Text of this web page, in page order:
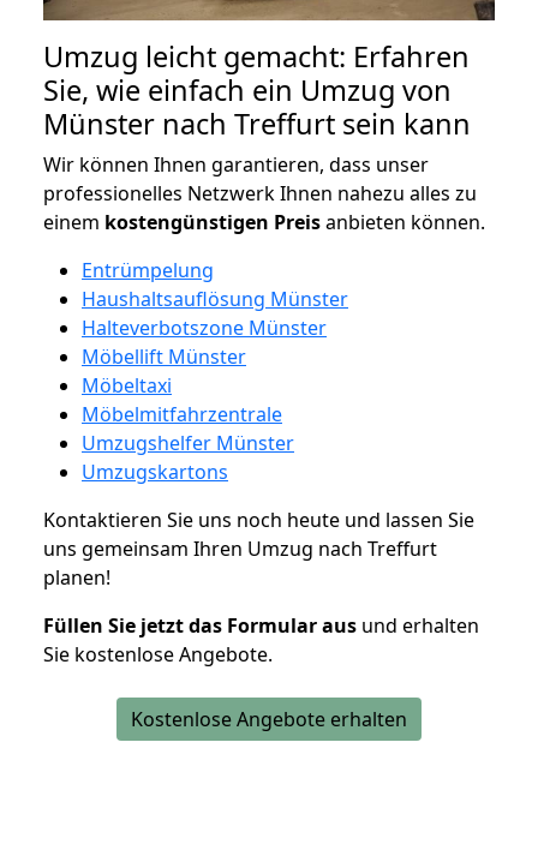
Umzug leicht gemacht: Erfahren
Sie, wie einfach ein Umzug von
Münster nach Treffurt sein kann
Wir können Ihnen garantieren, dass unser
professionelles Netzwerk Ihnen nahezu alles zu
einem kostengünstigen Preisanbieten können.
Entrümpelung
Haushaltsauflösung Münster
Halteverbotszone Münster
Möbellift Münster
Möbeltaxi
Möbelmitfahrzentrale
Umzugshelfer Münster
Umzugskartons
Kontaktieren Sie uns noch heute und lassen Sie
uns gemeinsam Ihren Umzug nach Treffurt
planen!
Füllen Sie jetzt das Formular aus und erhalten
Sie kostenlose Angebote.
Kostenlose Angebote erhalten